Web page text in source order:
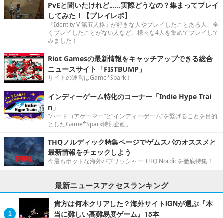
PvEと聞いたけれど……実際どうなの？集まってプレイ
してみた！【プレイレポ】
『Identity V 第五人格』が好きな人やプレイしたことある人、全
くプレイしたことがない人など、様々な4人を集めてプレイして
みました！
Riot Gamesの最新情報をキャッチアップできる総合
ニュースサイト「FISTBUMP」
サイトの運営はGame*Spark！
インディーゲーム特化のコーナー「Indie Hype Trai
n」
“ハードコアゲーマー”と“インディーゲーム”を繋げることを目的
としたGame*Spark特別企画。
THQノルディック特集ページでゲムスパのオススメと
最新情報をチェックしよう
今最もホットな海外パブリッシャー THQ Nordicを徹底特集！
最新ニュースアクセスランキング
貴方は何本クリアした？海外サイトIGNが選ぶ『本
当に難しい高難易度ゲーム』15本